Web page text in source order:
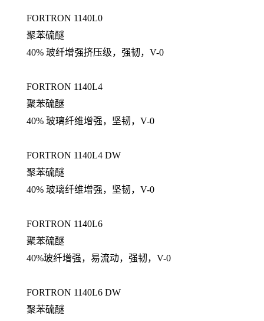
FORTRON 1140L0
聚苯硫醚
40% 玻纤增强挤压级，强韧，V-0
FORTRON 1140L4
聚苯硫醚
40% 玻璃纤维增强，坚韧，V-0
FORTRON 1140L4 DW
聚苯硫醚
40% 玻璃纤维增强，坚韧，V-0
FORTRON 1140L6
聚苯硫醚
40%玻纤增强，易流动，强韧，V-0
FORTRON 1140L6 DW
聚苯硫醚